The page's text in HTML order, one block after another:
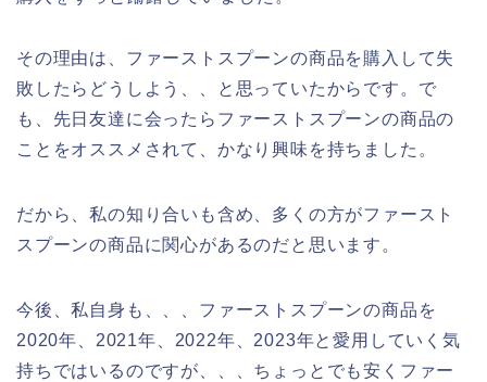
その理由は、ファーストスプーンの商品を購入して失
敗したらどうしよう、、と思っていたからです。で
も、先日友達に会ったらファーストスプーンの商品の
ことをオススメされて、かなり興味を持ちました。
だから、私の知り合いも含め、多くの方がファースト
スプーンの商品に関心があるのだと思います。
今後、私自身も、、、ファーストスプーンの商品を
2020年、2021年、2022年、2023年と愛用していく気
持ちではいるのですが、、、ちょっとでも安くファー